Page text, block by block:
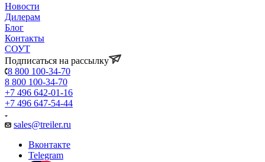
Новости
Дилерам
Блог
Контакты
СОУТ
Подписаться на рассылку
8 800 100-34-70
8 800 100-34-70
+7 496 642-01-16
+7 496 647-54-44
sales@treiler.ru
Вконтакте
Telegram